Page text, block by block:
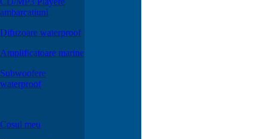
ambarcatiuni
Difuzoare waterproof
Amplificatoare marine
Subwoofere
waterproof
Cosul meu